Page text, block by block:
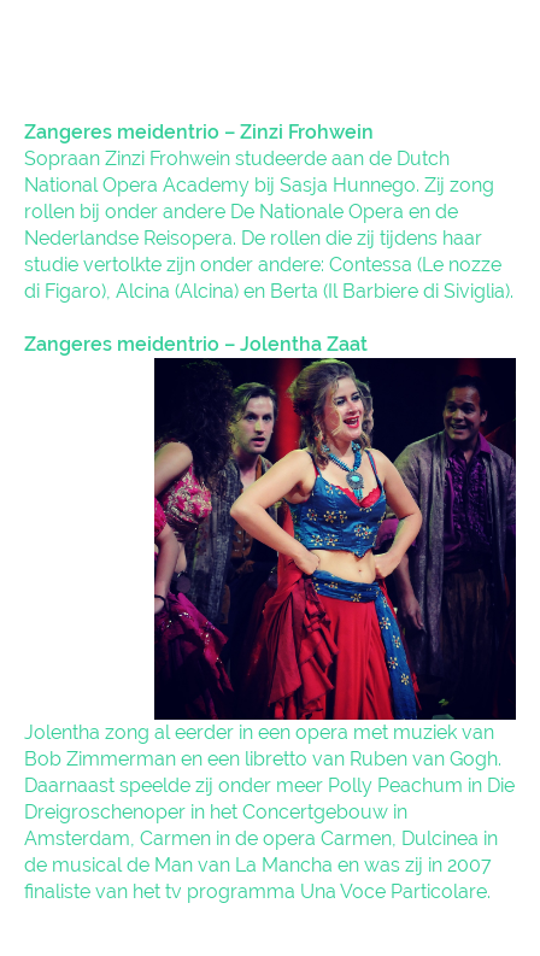
Zangeres meidentrio – Zinzi Frohwein
Sopraan Zinzi Frohwein studeerde aan de Dutch
National Opera Academy bij Sasja Hunnego. Zij zong
rollen bij onder andere De Nationale Opera en de
Nederlandse Reisopera. De rollen die zij tijdens haar
studie vertolkte zijn onder andere: Contessa (Le nozze
di Figaro), Alcina (Alcina) en Berta (Il Barbiere di Siviglia).
Zangeres meidentrio – Jolentha Zaat
Jolentha zong al eerder in een opera met muziek van
Bob Zimmerman en een libretto van Ruben van Gogh.
Daarnaast speelde zij onder meer Polly Peachum in Die
Dreigroschenoper in het Concertgebouw in
Amsterdam, Carmen in de opera Carmen, Dulcinea in
de musical de Man van La Mancha en was zij in 2007
finaliste van het tv programma Una Voce Particolare.